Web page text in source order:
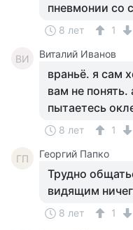
пневмонии со
8 лет 1
ВИ Виталий Иванов
враньё. я сам
вам не
пытаетесь
8 лет 1
ГП Георгий Папко
Трудно
видящим
8 лет 1